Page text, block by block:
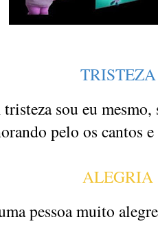
TRISTEZA
sou eu mesmo,
pelo os cantos
ALEGRIA
pessoa muito